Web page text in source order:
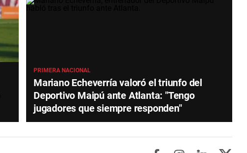
PRIMERA NACIONAL
Mariano Echeverría valoró el triunfo del
Deportivo Maipú ante Atlanta: "Tengo
jugadores que siempre responden"